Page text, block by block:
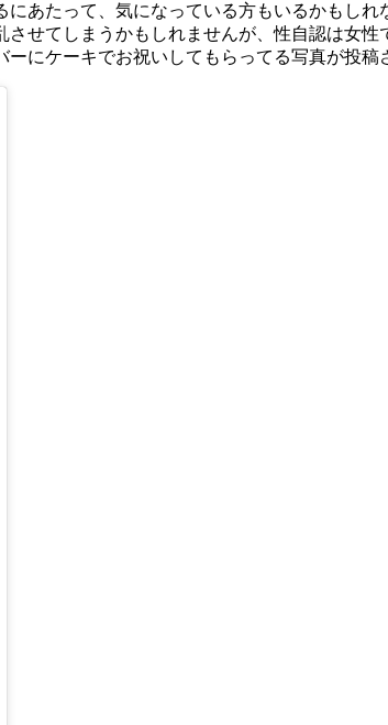
あたって、気になっている方もいるかもし
せてしまうかもしれませんが、性自認は女
にケーキでお祝いしてもらってる写真が投稿